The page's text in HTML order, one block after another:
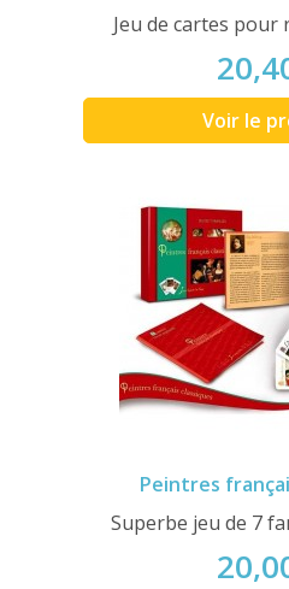
Jeu de cartes pour
Voir le
Peintres
Superbe jeu de 7